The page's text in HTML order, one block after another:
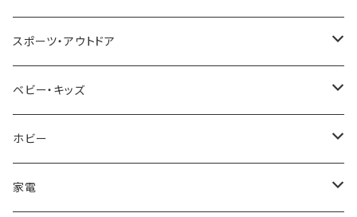
NIXON
AVALANCHE
ORIENT
ZEPPELIN
DIESEL
ALV
Merge
ETTINGER
22designstudio
BOTTEGA VENETA
EMPORIO ARMANI
CALVIN KLEIN
NEWYORKER
OROBIANCO
Ellese
COLEMAN
BEAMZSQUARE
BLAZER CLUB
ANDY HAWARD
G GUSTO
CITIZEN
BRAUN
RHYTHM
BLOSSOM
Helios
VALENTINO VISCANI
LAMY
WATERMAN
PARKER
PELIKAN
スポーツ・アウトドア
Trangia
Barebones
FEUERHAND
ベビー・キッズ
ふわりぃ
ERGO BABY
ホビー
その他
家電